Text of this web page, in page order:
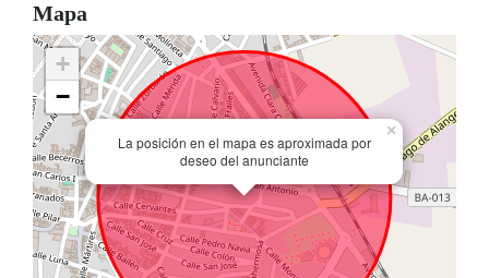
Mapa
La posición en el mapa es aproximada por
deseo del anunciante
×
+
−